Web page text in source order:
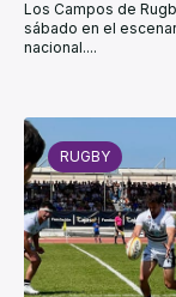
Los Campos de
sábado en el
nacional....
RUGBY